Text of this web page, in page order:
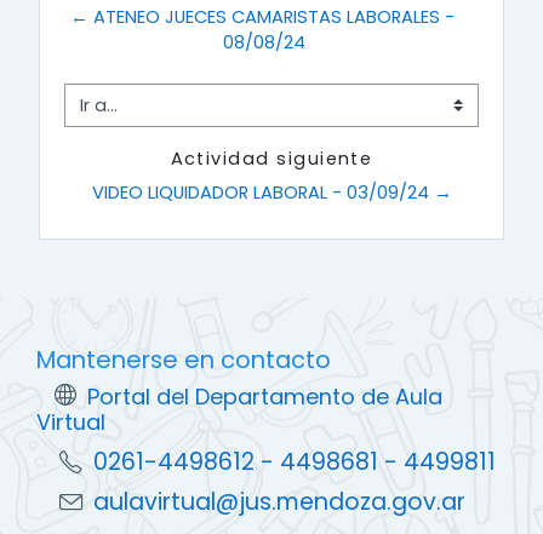
n
g
.
← ATENEO JUECES CAMARISTAS LABORALES -
08/08/24
Ir a...
Actividad siguiente
VIDEO LIQUIDADOR LABORAL - 03/09/24 →
Mantenerse en contacto
Portal del Departamento de Aula
Virtual
0261-4498612 - 4498681 - 4499811
aulavirtual@jus.mendoza.gov.ar